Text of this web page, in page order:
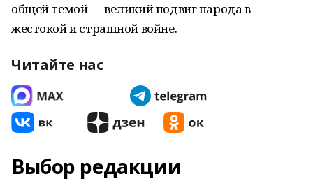
общей темой — великий подвиг народа в
жестокой и страшной войне.
Читайте нас
Выбор редакции